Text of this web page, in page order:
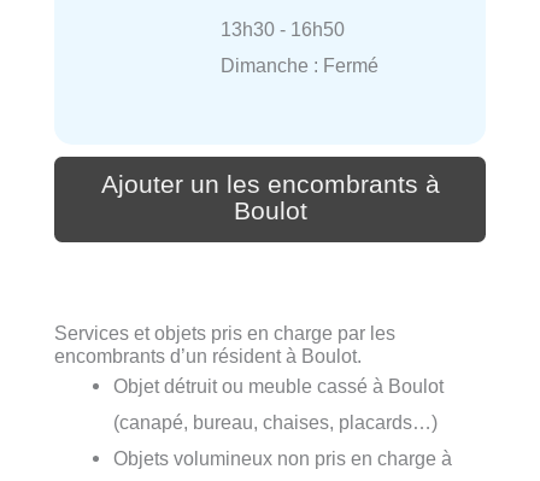
13h30 - 16h50
Dimanche : Fermé
Ajouter un les encombrants à
Boulot
Services et objets pris en charge par les
encombrants d’un résident à Boulot.
Objet détruit ou meuble cassé à Boulot
(canapé, bureau, chaises, placards…)
Objets volumineux non pris en charge à